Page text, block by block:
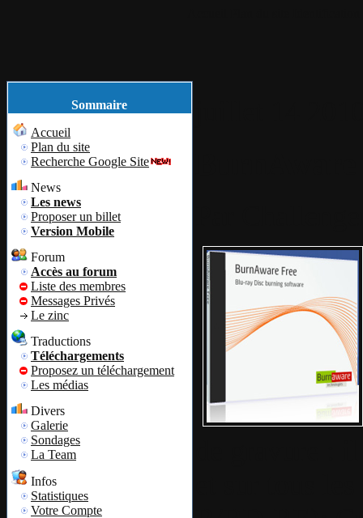
Sommaire
Accueil
Plan du site
Recherche Google Site
News
Les news
Proposer un billet
Version Mobile
Forum
Accès au forum
Liste des membres
Messages Privés
Le zinc
Traductions
Téléchargements
Proposez un téléchargement
Les médias
Divers
Galerie
Sondages
La Team
Infos
Statistiques
Votre Compte